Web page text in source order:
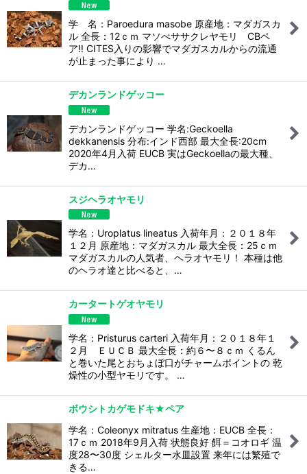
学 名：Paroedura masobe 原産地：マダガスカ
ル 全長：12ｃｍ マソべササクレヤモリ CBペ
ア‼️ CITES入りの影響でマダガスカルからの流通
が止まった事により …
デカンランドゲッコー
デカンランドゲッコー 学名:Geckoella
dekkanensis 分布:インド西部 最大全長:20cm
2020年4月入荷 EUCB 実はGeckoellaの最大種、
デカ…
スジヘラオヤモリ
学名：Uroplatus lineatus 入荷年月：２０１８年
１２月 原産地：マダガスカル 最大全長：25ｃｍ
マダガスカルの人気者、ヘラオヤモリ！ 本種は他
のヘラオ達と比べると、…
カータートゲオヤモリ
学名：Pristurus carteri 入荷年月：２０１８年１
２月 ＥＵＣＢ 最大全長：約６〜８ｃｍ くるん
と巻いた尾とおちょぼ口がチャームポイントの 乾
燥性の小型ヤモリです。 …
ボウシトカゲモドキ★ペア
学名：Coleonyx mitratus 生産地：EUCB 全長：
17ｃｍ 2018年9月入荷 状態良好 餌＝コオロギ 温
度28〜30度 シェルター水皿設置 来年には繁殖で
きる…